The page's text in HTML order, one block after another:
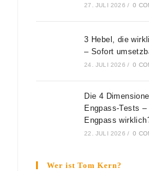
27. JULI 2026 / 0
3 Hebel, die
– Sofort
24. JULI 2026 / 0
Die 4
Engpass-Tests
Engpass
22. JULI 2026 / 0
Wer ist Tom Kern?